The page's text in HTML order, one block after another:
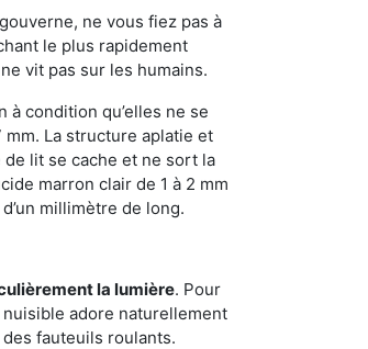
ne vous fiez pas à
le plus rapidement
vit pas sur les humains.
condition qu’elles ne se
La structure aplatie et
lit se cache et ne sort la
marron clair de 1 à 2 mm
millimètre de long.
la lumière. Pour
nuisible adore naturellement
fauteuils roulants.